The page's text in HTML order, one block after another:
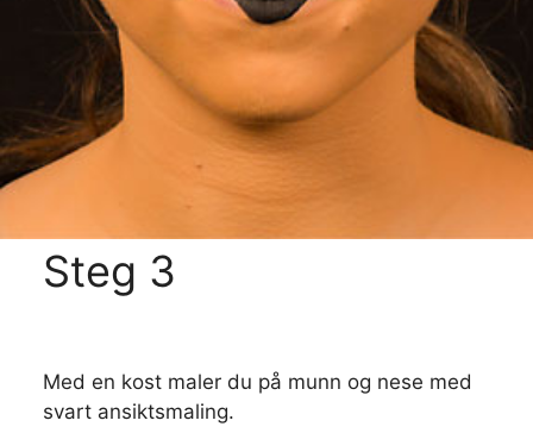
Steg 3
Med en kost maler du på munn og nese med
svart ansiktsmaling.